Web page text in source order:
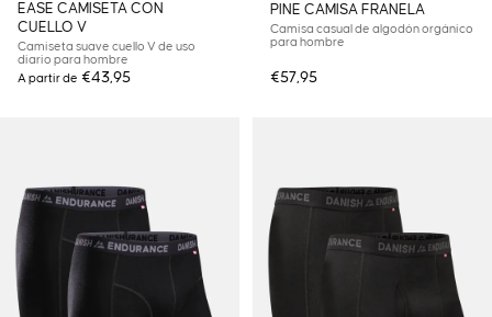
EASE CAMISETA CON
CUELLO V
Camiseta suave cuello V de uso
diario para hombre
A partir de €43,95
PINE CAMISA FRANELA
Camisa casual de algodón orgánico
para hombre
€57,95